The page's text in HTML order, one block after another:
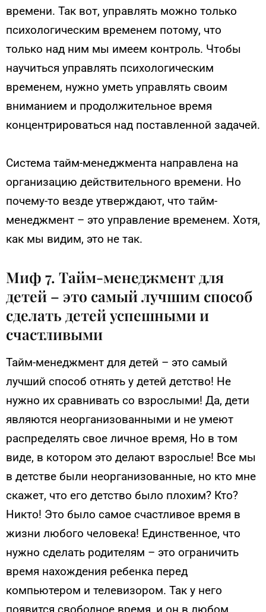
времени. Так вот, управлять можно только
психологическим временем потому, что
только над ним мы имеем контроль. Чтобы
научиться управлять психологическим
временем, нужно уметь управлять своим
вниманием и продолжительное время
концентрироваться над поставленной задачей.
Система тайм-менеджмента направлена на
организацию действительного времени. Но
почему-то везде утверждают, что тайм-
менеджмент – это управление временем. Хотя,
как мы видим, это не так.
Миф 7. Тайм-менеджмент для
детей – это самый лучшим способ
сделать детей успешными и
счастливыми
Тайм-менеджмент для детей – это самый
лучший способ отнять у детей детство! Не
нужно их сравнивать со взрослыми! Да, дети
являются неорганизованными и не умеют
распределять свое личное время, Но в том
виде, в котором это делают взрослые! Все мы
в детстве были неорганизованные, но кто мне
скажет, что его детство было плохим? Кто?
Никто! Это было самое счастливое время в
жизни любого человека! Единственное, что
нужно сделать родителям – это ограничить
время нахождения ребенка перед
компьютером и телевизором. Так у него
появится свободное время, и он в любом